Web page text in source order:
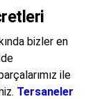
bizler en
ile
Tersaneler